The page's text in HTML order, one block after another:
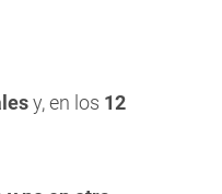
y, en los 12